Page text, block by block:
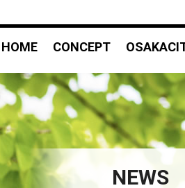
HOME CONCEPT
NEWS